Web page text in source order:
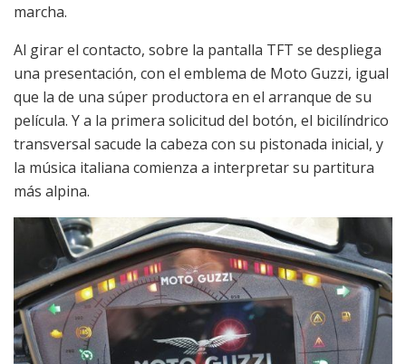
marcha.
Al girar el contacto, sobre la pantalla TFT se despliega
una presentación, con el emblema de Moto Guzzi, igual
que la de una súper productora en el arranque de su
película. Y a la primera solicitud del botón, el bicilíndrico
transversal sacude la cabeza con su pistonada inicial, y
la música italiana comienza a interpretar su partitura
más alpina.